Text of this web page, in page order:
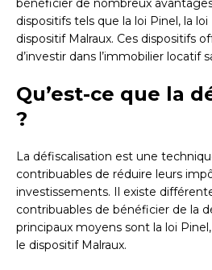
bénéficier de nombreux
dispositifs tels que la loi Pinel, la
dispositif Malraux. Ces dispositifs
d’investir dans l’immobilier locatif
Qu’est-ce que la
?
La défiscalisation est une
contribuables de réduire leurs
investissements. Il existe
contribuables de bénéficier de la
principaux moyens sont la loi
le dispositif Malraux.